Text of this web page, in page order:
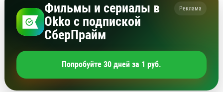
Фильмы и сериалы в
Okko с подпиской
СберПрайм
Реклама
Попробуйте 30 дней за 1 руб.